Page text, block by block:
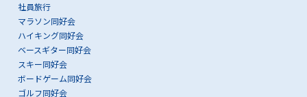
社員旅行
マラソン同好会
ハイキング同好会
ベースギター同好会
スキー同好会
ボードゲーム同好会
ゴルフ同好会